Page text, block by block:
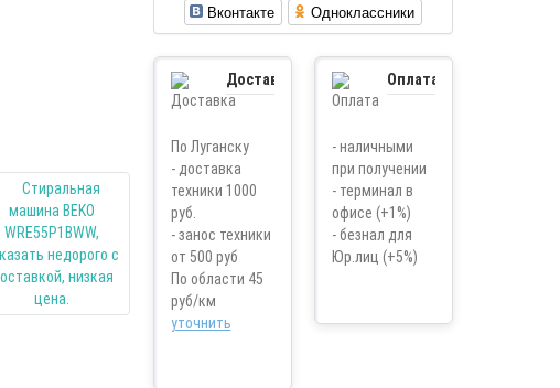
Вконтакте
Одноклассники
Доставка
По Луганску
- доставка
техники 1000
руб.
- занос техники
от 500 руб
По области 45
руб/км
уточнить
Оплата
- наличными
при получении
- терминал в
офисе (+1%)
- безнал для
Юр.лиц (+5%)